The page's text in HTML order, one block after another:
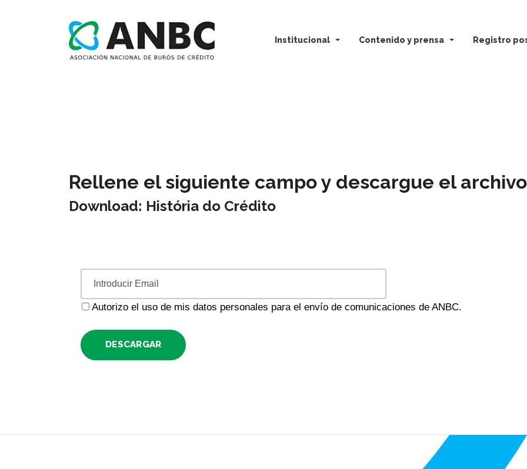
Institucional Contenido y prensa Registro
Rellene el siguiente campo y descargue el
Download: História do Crédito
Autorizo el uso de mis datos personales para el envío de comunicaciones de ANBC.
DESCARGAR